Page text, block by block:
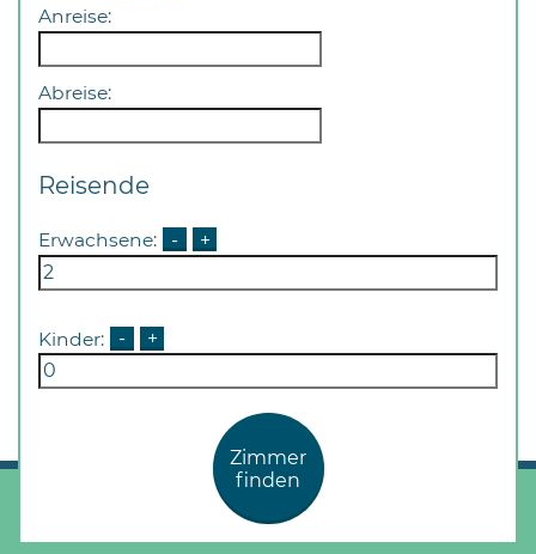
und
sowie
Öffnungszeiten
Anreise:
Abreise:
Reisende
Erwachsene: - +
Kinder: - +
Zimmer
finden